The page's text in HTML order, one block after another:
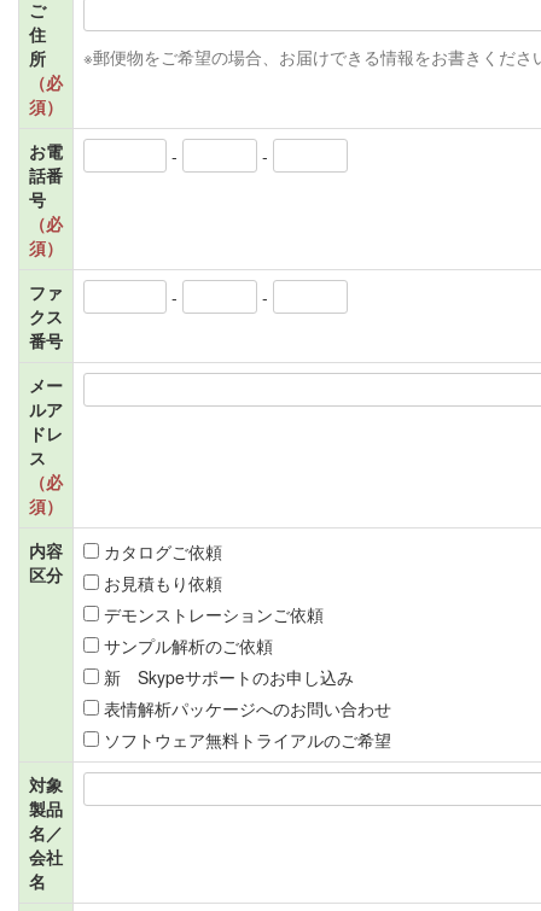
ご
住
所
（必
須）
※郵便物をご希望の場合、お届けできる情報をお書きくださ
お電
話番
号
（必
須）
- -
ファ
クス
番号
- -
メー
ルア
ドレ
ス
（必
須）
内容
区分
カタログご依頼
お見積もり依頼
デモンストレーションご依頼
サンプル解析のご依頼
新 Skypeサポートのお申し込み
表情解析パッケージへのお問い合わせ
ソフトウェア無料トライアルのご希望
対象
製品
名／
会社
名